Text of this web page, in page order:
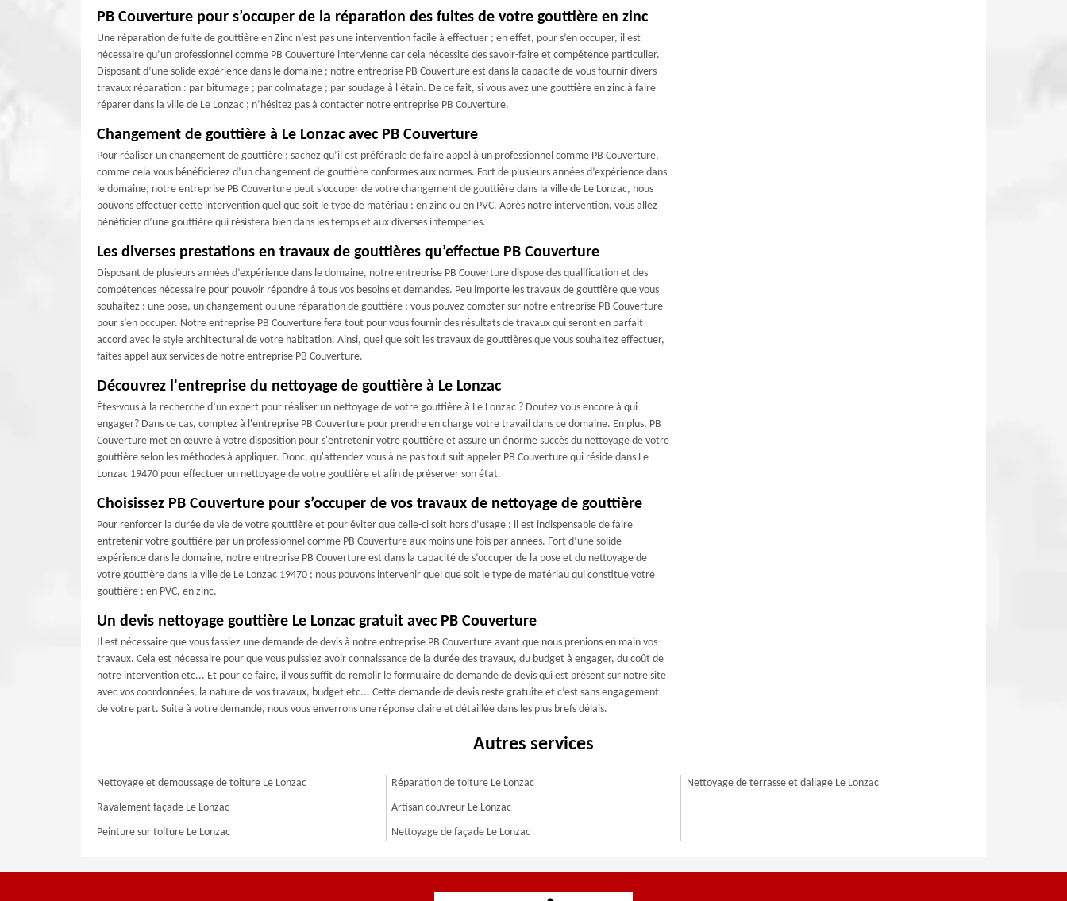
PB Couverture pour s’occuper de la réparation des fuites de votre gouttière en zinc
Une réparation de fuite de gouttière en Zinc n’est pas une intervention facile à effectuer ; en effet, pour s’en occuper, il est
nécessaire qu’un professionnel comme PB Couverture intervienne car cela nécessite des savoir-faire et compétence particulier.
Disposant d’une solide expérience dans le domaine ; notre entreprise PB Couverture est dans la capacité de vous fournir divers
travaux réparation : par bitumage ; par colmatage ; par soudage à l'étain. De ce fait, si vous avez une gouttière en zinc à faire
réparer dans la ville de Le Lonzac ; n’hésitez pas à contacter notre entreprise PB Couverture.
Changement de gouttière à Le Lonzac avec PB Couverture
Pour réaliser un changement de gouttière ; sachez qu’il est préférable de faire appel à un professionnel comme PB Couverture,
comme cela vous bénéficierez d’un changement de gouttière conformes aux normes. Fort de plusieurs années d’expérience dans
le domaine, notre entreprise PB Couverture peut s’occuper de votre changement de gouttière dans la ville de Le Lonzac, nous
pouvons effectuer cette intervention quel que soit le type de matériau : en zinc ou en PVC. Après notre intervention, vous allez
bénéficier d’une gouttière qui résistera bien dans les temps et aux diverses intempéries.
Les diverses prestations en travaux de gouttières qu’effectue PB Couverture
Disposant de plusieurs années d’expérience dans le domaine, notre entreprise PB Couverture dispose des qualification et des
compétences nécessaire pour pouvoir répondre à tous vos besoins et demandes. Peu importe les travaux de gouttière que vous
souhaitez : une pose, un changement ou une réparation de gouttière ; vous pouvez compter sur notre entreprise PB Couverture
pour s’en occuper. Notre entreprise PB Couverture fera tout pour vous fournir des résultats de travaux qui seront en parfait
accord avec le style architectural de votre habitation. Ainsi, quel que soit les travaux de gouttières que vous souhaitez effectuer,
faites appel aux services de notre entreprise PB Couverture.
Découvrez l'entreprise du nettoyage de gouttière à Le Lonzac
Êtes-vous à la recherche d’un expert pour réaliser un nettoyage de votre gouttière à Le Lonzac ? Doutez vous encore à qui
engager? Dans ce cas, comptez à l'entreprise PB Couverture pour prendre en charge votre travail dans ce domaine. En plus, PB
Couverture met en œuvre à votre disposition pour s'entretenir votre gouttière et assure un énorme succès du nettoyage de votre
gouttière selon les méthodes à appliquer. Donc, qu'attendez vous à ne pas tout suit appeler PB Couverture qui réside dans Le
Lonzac 19470 pour effectuer un nettoyage de votre gouttière et afin de préserver son état.
Choisissez PB Couverture pour s’occuper de vos travaux de nettoyage de gouttière
Pour renforcer la durée de vie de votre gouttière et pour éviter que celle-ci soit hors d’usage ; il est indispensable de faire
entretenir votre gouttière par un professionnel comme PB Couverture aux moins une fois par années. Fort d’une solide
expérience dans le domaine, notre entreprise PB Couverture est dans la capacité de s’occuper de la pose et du nettoyage de
votre gouttière dans la ville de Le Lonzac 19470 ; nous pouvons intervenir quel que soit le type de matériau qui constitue votre
gouttière : en PVC, en zinc.
Un devis nettoyage gouttière Le Lonzac gratuit avec PB Couverture
Il est nécessaire que vous fassiez une demande de devis à notre entreprise PB Couverture avant que nous prenions en main vos
travaux. Cela est nécessaire pour que vous puissiez avoir connaissance de la durée des travaux, du budget à engager, du coût de
notre intervention etc... Et pour ce faire, il vous suffit de remplir le formulaire de demande de devis qui est présent sur notre site
avec vos coordonnées, la nature de vos travaux, budget etc... Cette demande de devis reste gratuite et c’est sans engagement
de votre part. Suite à votre demande, nous vous enverrons une réponse claire et détaillée dans les plus brefs délais.
Autres services
Nettoyage et demoussage de toiture Le Lonzac
Ravalement façade Le Lonzac
Peinture sur toiture Le Lonzac
Réparation de toiture Le Lonzac
Artisan couvreur Le Lonzac
Nettoyage de façade Le Lonzac
Nettoyage de terrasse et dallage Le Lonzac